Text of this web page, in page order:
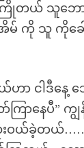
ြိုတယ် သူဘေ
အိမ် ကို သူ ကို
ဟာ ငါဒီနေ့
ကြာနေပီ”
းဝယ်ခဲ့တယ်